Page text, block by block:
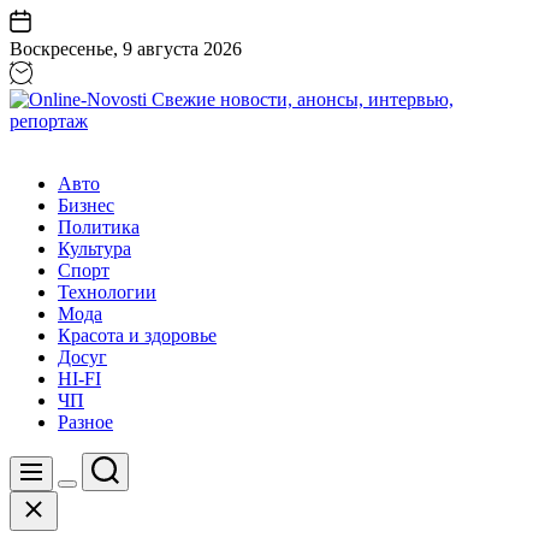
Перейти
к
содержанию
Воскресенье, 9 августа 2026
Свежие
новости,
анонсы,
интервью,
репортаж
Авто
Бизнес
Политика
Культура
Спорт
Технологии
Мода
Красота и здоровье
Досуг
HI-FI
ЧП
Разное
Меню
Цвет
Поиск
Закрыть